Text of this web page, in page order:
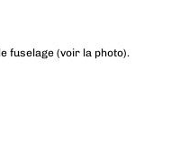
fuselage (voir la photo).